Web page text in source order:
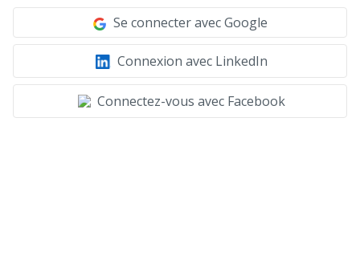
Se connecter avec Google
Connexion avec LinkedIn
Connectez-vous avec Facebook